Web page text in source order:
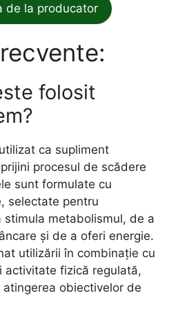
de la producator
folosit
ca supliment
procesul de scădere
sunt formulate cu
selectate pentru
stimula metabolismul, de a
și de a oferi energie.
utilizării în combinație cu
activitate fizică regulată,
obiectivelor de